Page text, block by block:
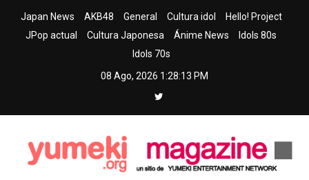
Japan News AKB48 General Cultura idol
Hello! Project
JPop actual
Cultura Japonesa Ánime News
Idols 80s
Idols 70s
08 Ago, 2026 1:28:14 PM